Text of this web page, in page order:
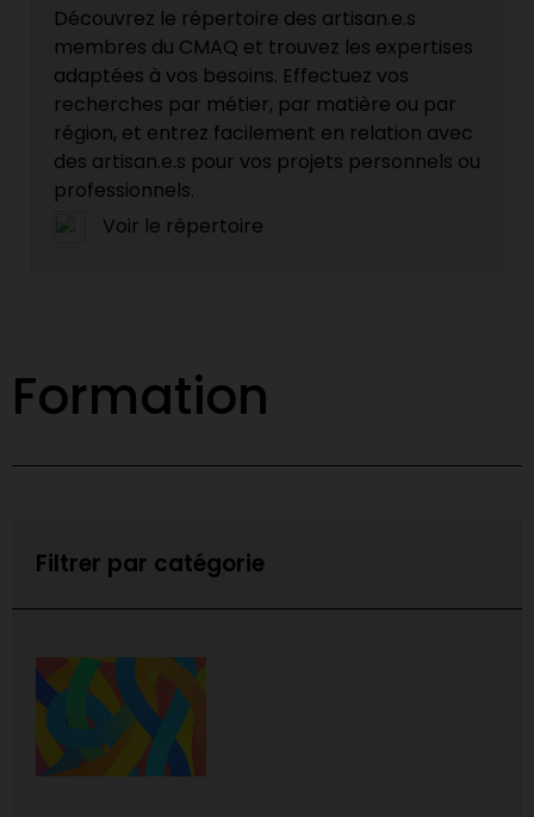
Découvrez le répertoire des artisan.e.s
membres du CMAQ et trouvez les expertises
adaptées à vos besoins. Effectuez vos
recherches par métier, par matière ou par
région, et entrez facilement en relation avec
des artisan.e.s pour vos projets personnels ou
professionnels.
Voir le répertoire
Formation
Filtrer par catégorie